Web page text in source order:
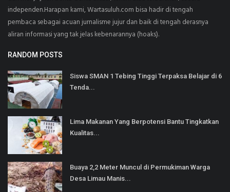
independen.Harapan kami, Wartasuluh.com bisa hadir di tengah
pembaca sebagai acuan jurnalisme jujur dan baik di tengah derasnya
aliran informasi yang tak jelas kebenarannya (hoaks).
RANDOM POSTS
Siswa SMAN 1 Tebing Tinggi Terpaksa Belajar di 6
Tenda...
Lima Makanan Yang Berpotensi Bantu Tingkatkan
Kualitas...
Buaya 2,2 Meter Muncul di Permukiman Warga
Desa Limau Manis...